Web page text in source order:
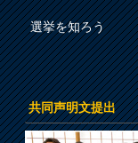
選挙を知ろう
共同声明文提出